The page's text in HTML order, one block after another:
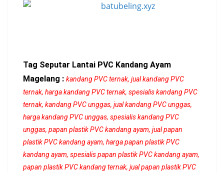
Tag Seputar Lantai PVC Kandang Ayam
Magelang : kandang PVC ternak, jual kandang PVC
ternak, harga kandang PVC ternak, spesialis kandang PVC
ternak, kandang PVC unggas, jual kandang PVC unggas,
harga kandang PVC unggas, spesialis kandang PVC
unggas, papan plastik PVC kandang ayam, jual papan
plastik PVC kandang ayam, harga papan plastik PVC
kandang ayam, spesialis papan plastik PVC kandang ayam,
papan plastik PVC kandang ternak, jual papan plastik PVC